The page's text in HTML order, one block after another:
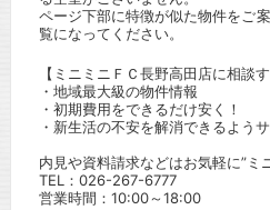
ページ下部に特徴が似た物件をご
覧になってください。
【ミニミニＦＣ長野高田店に相談
・地域最大級の物件情報
・初期費用をできるだけ安く！
・新生活の不安を解消できるよう
内見や資料請求などはお気軽に”ミ
TEL： 026-267-6777
営業時間：10:00～18:00